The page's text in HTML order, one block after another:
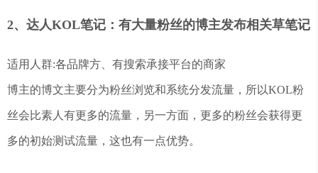
2、达人KOL笔记：有大量粉丝的博主发布相关草笔记
适用人群:各品牌方、有搜索承接平台的商家
博主的博文主要分为粉丝浏览和系统分发流量，所以KOL粉
丝会比素人有更多的流量，另一方面，更多的粉丝会获得更
多的初始测试流量，这也有一点优势。